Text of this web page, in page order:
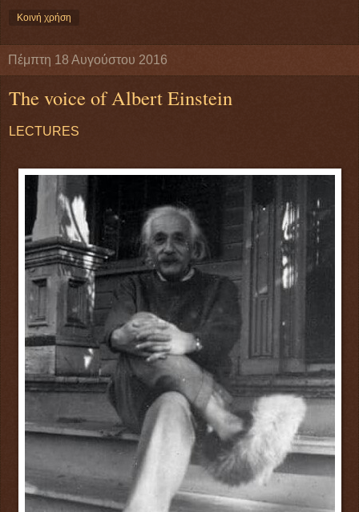
Κοινή χρήση
Πέμπτη 18 Αυγούστου 2016
The voice of Albert Einstein
LECTURES